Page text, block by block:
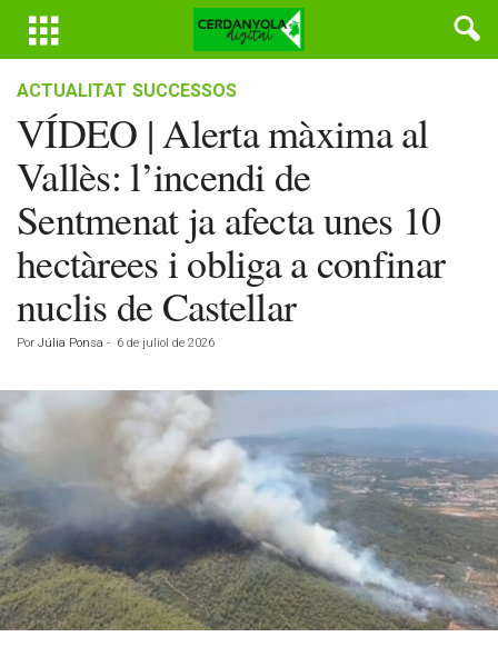
ACTUALITAT SUCCESSOS
VÍDEO | Alerta màxima al
Vallès: l’incendi de
Sentmenat ja afecta unes 10
hectàrees i obliga a confinar
nuclis de Castellar
Por Júlia Ponsa - 6 de juliol de 2026